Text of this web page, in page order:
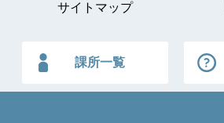
サイトマップ
課所一覧